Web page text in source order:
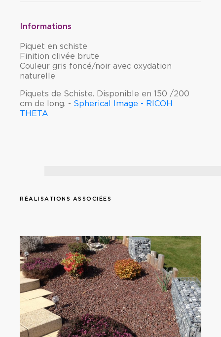
Informations
Piquet en schiste
Finition clivée brute
Couleur gris foncé/noir avec oxydation
naturelle
Piquets de Schiste. Disponible en 150 /200
cm de long. - Spherical Image - RICOH
THETA
RÉALISATIONS ASSOCIÉES